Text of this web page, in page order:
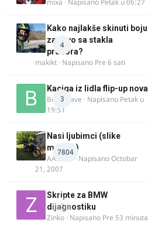
mixa · Napisano Petak u 06:27
4
Kako najlakše skinuti boju
za drvo sa stakla
prozora?
makikt · Napisano Pre 6 sati
3
Kaciga iz lidla flip-up nova
Bor-i-slave · Napisano Petak u
19:51
7804
Nasi ljubimci (slike
motora)
AArnold · NapisanoOctobar
21, 2007
0
Skripte za BMW
dijagnostiku
Zinko · Napisano Pre 53 minuta